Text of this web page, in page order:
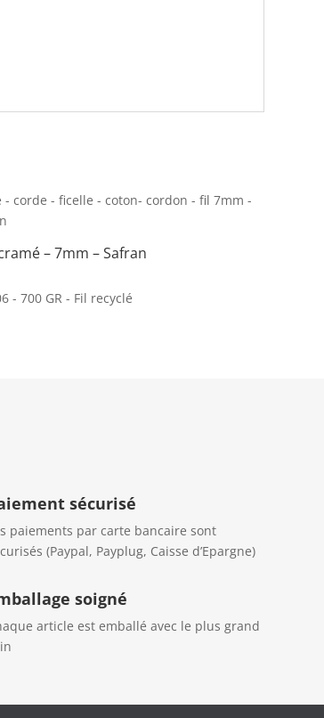
– 7mm – Safran
- 700 GR - Fil recyclé
sécurisé
paiements par carte bancaire sont
(Paypal, Payplug, Caisse d’Epargne)
soigné
article est emballé avec le plus grand